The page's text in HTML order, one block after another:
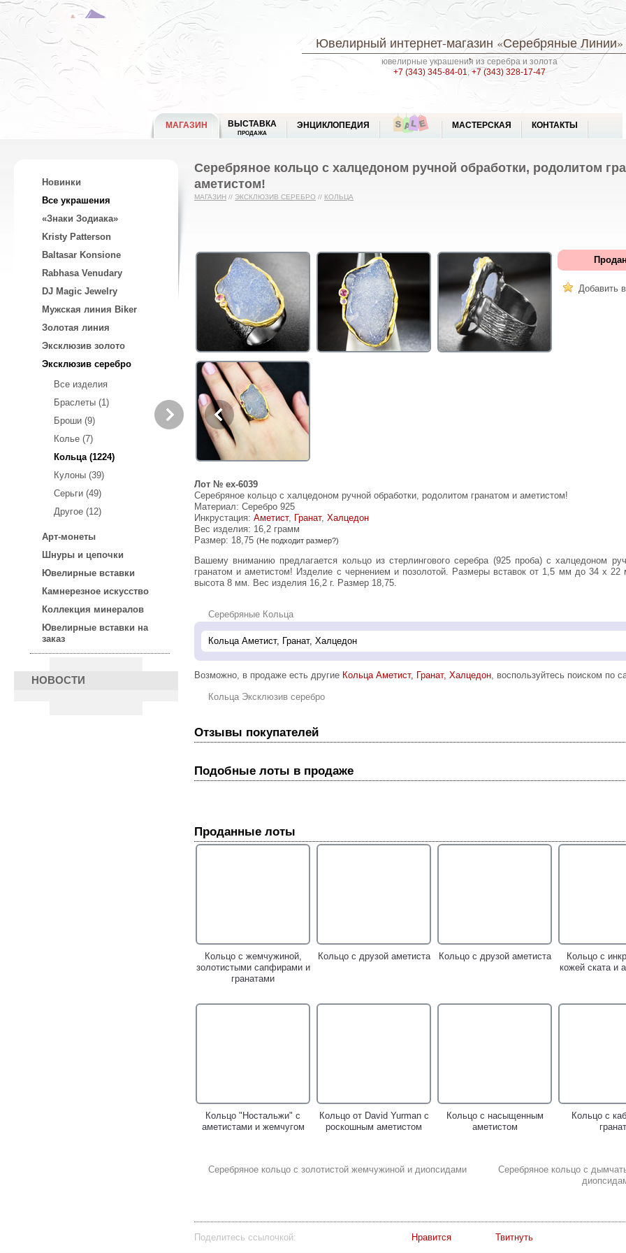
Ювелирный интернет-магазин «Серебряные Линии»
ювелирные украшения из серебра и золота
+7 (343) 345-84-01,+7 (343) 328-17-47
МАГАЗИН ВЫСТАВКА
ПРОДАЖА
ЭНЦИКЛОПЕДИЯ МАСТЕРСКАЯ КОНТАКТЫ
Новинки
Все украшения
«Знаки Зодиака»
Kristy Patterson
Baltasar Konsione
Rabhasa Venudary
DJ Magic Jewelry
Мужская линия Biker
Золотая линия
Эксклюзив золото
Эксклюзив серебро
Все изделия
Браслеты (1)
Броши (9)
Колье (7)
Кольца (1224)
Кулоны (39)
Серьги (49)
Другое (12)
Арт-монеты
Шнуры и цепочки
Ювелирные вставки
Камнерезное искусство
Коллекция минералов
Ювелирные вставки на
заказ
НОВОСТИ
Серебряное кольцо с халцедоном ручной обработки, родолитом
аметистом!
МАГАЗИН // ЭКСКЛЮЗИВ СЕРЕБРО // КОЛЬЦА
Добавить
Лот № ex-6039
Серебряное кольцо с халцедоном ручной обработки, родолитом гранатом и аметистом!
Материал: Серебро 925
Инкрустация: Аметист, Гранат, Халцедон
Вес изделия: 16,2 грамм
Размер: 18,75 (Не подходит размер?)
Вашему вниманию предлагается кольцо из стерлингового серебра (925 проба) c халцедоном ручной обработки, родолитом
гранатом и аметистом! Изделие с чернением и позолотой. Размеры вставок от 1,5 мм до 34 х
высота 8 мм. Вес изделия 16,2 г. Размер 18,75.
Серебряные Кольца
Возможно, в продаже есть другие Кольца Аметист, Гранат, Халцедон , воспользуйтесь поиском по
Кольца Эксклюзив серебро
Отзывы покупателей
Подобные лоты в продаже
Проданные лоты
Кольцо с жемчужиной,
золотистыми сапфирами и
гранатами
Кольцо с друзой аметиста Кольцо с друзой аметиста
Кольцо с
кожей ската и
Кольцо "Ностальжи" с
аметистами и жемчугом
Кольцо от David Yurman с
роскошным аметистом
Кольцо с насыщенным
аметистом
Кольцо с
Серебряное кольцо с золотистой жемчужиной и диопсидами
Серебряное кольцо с
Поделитесь ссылочкой: Нравится Твитнуть